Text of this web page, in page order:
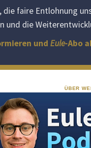
die faire Entlohnung
und die
und Eule-Abo
ÜBER